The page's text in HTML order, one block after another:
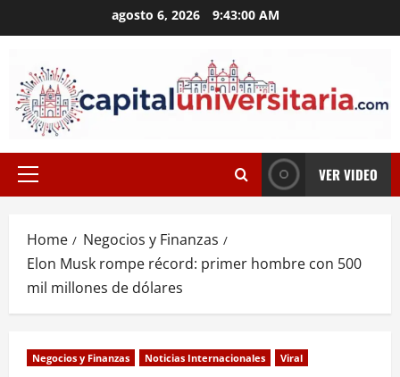
to
agosto 6, 2026 9:43:00 AM
Primary
VER VIDEO
Home
Negocios y Finanzas
Elon Musk rompe récord: primer hombre con 500
mil millones de dólares
Negocios y Finanzas Noticias Internacionales Viral